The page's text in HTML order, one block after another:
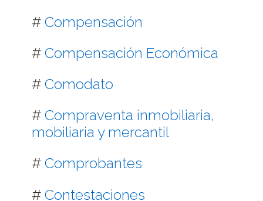
# Compensación
# Compensación Económica
# Comodato
# Compraventa inmobiliaria,
mobiliaria y mercantil
# Comprobantes
# Contestaciones